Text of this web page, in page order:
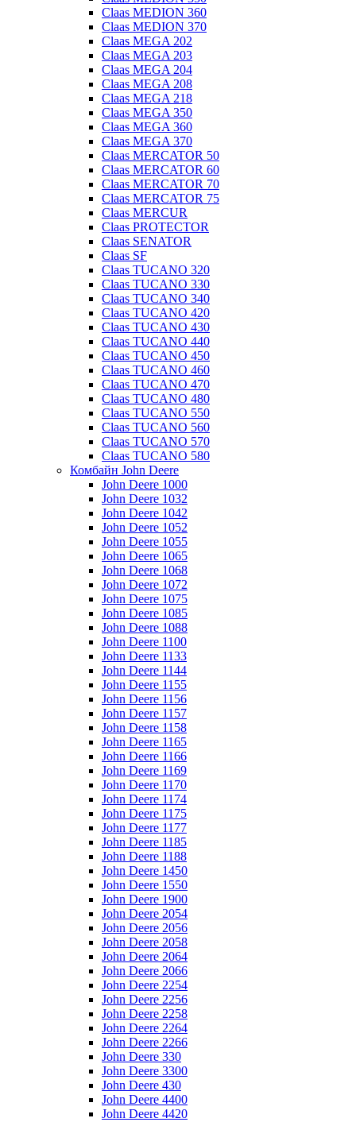
Claas MEDION 360
Claas MEDION 370
Claas MEGA 202
Claas MEGA 203
Claas MEGA 204
Claas MEGA 208
Claas MEGA 218
Claas MEGA 350
Claas MEGA 360
Claas MEGA 370
Claas MERCATOR 50
Claas MERCATOR 60
Claas MERCATOR 70
Claas MERCATOR 75
Claas MERCUR
Claas PROTECTOR
Claas SENATOR
Claas SF
Claas TUCANO 320
Claas TUCANO 330
Claas TUCANO 340
Claas TUCANO 420
Claas TUCANO 430
Claas TUCANO 440
Claas TUCANO 450
Claas TUCANO 460
Claas TUCANO 470
Claas TUCANO 480
Claas TUCANO 550
Claas TUCANO 560
Claas TUCANO 570
Claas TUCANO 580
Комбайн John Deere
John Deere 1000
John Deere 1032
John Deere 1042
John Deere 1052
John Deere 1055
John Deere 1065
John Deere 1068
John Deere 1072
John Deere 1075
John Deere 1085
John Deere 1088
John Deere 1100
John Deere 1133
John Deere 1144
John Deere 1155
John Deere 1156
John Deere 1157
John Deere 1158
John Deere 1165
John Deere 1166
John Deere 1169
John Deere 1170
John Deere 1174
John Deere 1175
John Deere 1177
John Deere 1185
John Deere 1188
John Deere 1450
John Deere 1550
John Deere 1900
John Deere 2054
John Deere 2056
John Deere 2058
John Deere 2064
John Deere 2066
John Deere 2254
John Deere 2256
John Deere 2258
John Deere 2264
John Deere 2266
John Deere 330
John Deere 3300
John Deere 430
John Deere 4400
John Deere 4420